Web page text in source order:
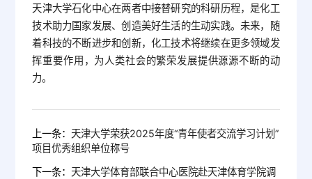
天津大学石化中心在两者中接替研究的科研历程，是化工
技术助力国家发展、创造美好生活的生动实践。未来，随
着科技的不断进步和创新，化工技术将继续在更多领域发
挥重要作用，为人类社会的繁荣发展提供源源不断的动
力。
上一条： 天津大学荣获2025年度“青年使者交流学习计划”
项目优秀组织单位称号
下一条： 天津大学体育部联合中心医院赴天津体育学院调